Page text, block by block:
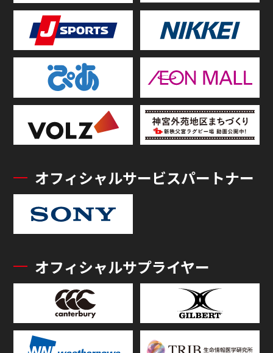
オフィシャルサービスパートナー
オフィシャルサプライヤー